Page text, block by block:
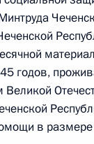
19:00
о
годов,
Великой
в